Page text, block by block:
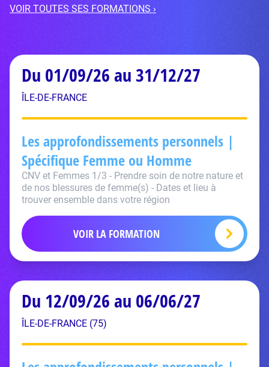
VOIR TOUTES SES FORMATIONS ›
Du 01/09/26 au 31/12/27
ÎLE-DE-FRANCE
Les approfondissements personnels |
Spécifique Femme ou Homme
CNV et Femmes 1/3 - Prendre soin de notre nature et
de nos blessures de femme(s) - Dates et lieu à
trouver ensemble dans votre région
VOIR LA FORMATION
Du 12/09/26 au 06/06/27
ÎLE-DE-FRANCE (75)